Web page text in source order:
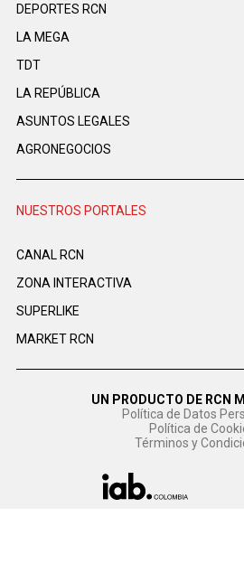
DEPORTES RCN
LA MEGA
TDT
LA REPÚBLICA
ASUNTOS LEGALES
AGRONEGOCIOS
NUESTROS PORTALES
CANAL RCN
ZONA INTERACTIVA
SUPERLIKE
MARKET RCN
UN PRODUCTO DE RCN
Política de Datos
Política de
Términos y